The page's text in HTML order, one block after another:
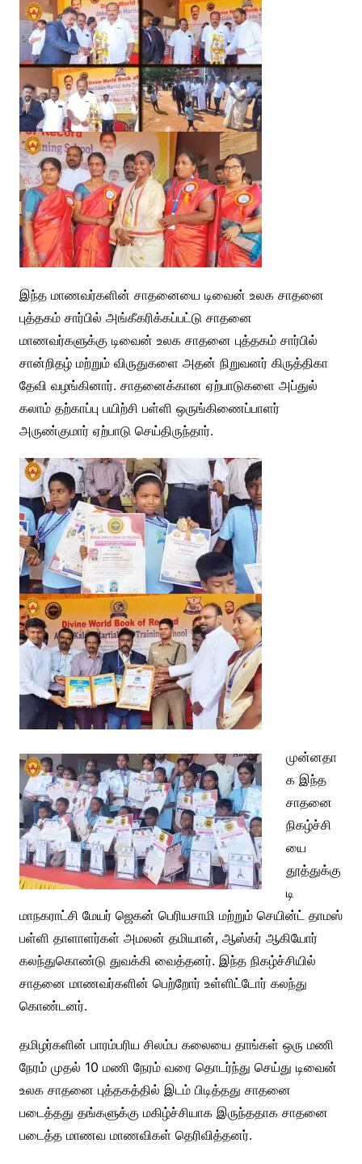
இந்த மாணவர்களின் சாதனையை டிவைன் உலக சாதனை
புத்தகம் சார்பில் அங்கீகரிக்கப்பட்டு சாதனை
மாணவர்களுக்கு டிவைன் உலக சாதனை புத்தகம் சார்பில்
சான்றிதழ் மற்றும் விருதுகளை அதன் நிறுவனர் கிருத்திகா
தேவி வழங்கினார். சாதனைக்கான ஏற்பாடுகளை அப்துல்
கலாம் தற்காப்பு பயிற்சி பள்ளி ஒருங்கிணைப்பாளர்
அருண்குமார் ஏற்பாடு செய்திருந்தார்.
முன்னதா
க இந்த
சாதனை
நிகழ்ச்சி
யை
தூத்துக்கு
டி
மாநகராட்சி மேயர் ஜெகன் பெரியசாமி மற்றும் செயின்ட் தாமஸ்
பள்ளி தாளாளர்கள் அமலன் தமியான், ஆஸ்கர் ஆகியோர்
கலந்துகொண்டு துவக்கி வைத்தனர். இந்த நிகழ்ச்சியில்
சாதனை மாணவர்களின் பெற்றோர் உள்ளிட்டோர் கலந்து
கொண்டனர்.
தமிழர்களின் பாரம்பரிய சிலம்ப கலையை தாங்கள் ஒரு மணி
நேரம் முதல் 10 மணி நேரம் வரை தொடர்ந்து செய்து டிவைன்
உலக சாதனை புத்தகத்தில் இடம் பிடித்தது சாதனை
படைத்தது தங்களுக்கு மகிழ்ச்சியாக இருந்ததாக சாதனை
படைத்த மாணவ மாணவிகள் தெரிவித்தனர்.